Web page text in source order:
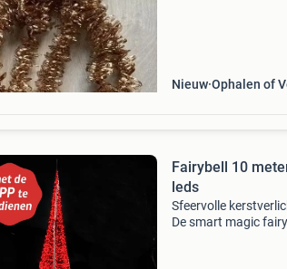
Nieuw Ophalen of
Fairybell 10
leds
Sfeervolle
De smart magic